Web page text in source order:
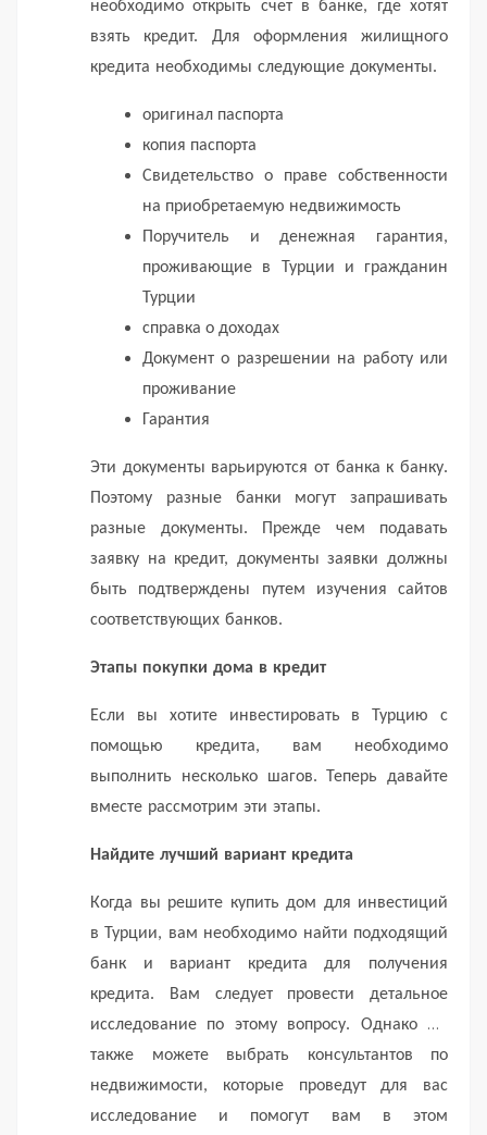
необходимо открыть счет в банке, где хотят
взять кредит.
Для оформления жилищного
кредита необходимы следующие документы.
оригинал паспорта
копия паспорта
Свидетельство о праве собственности
на приобретаемую недвижимость
Поручитель и денежная гарантия,
проживающие в Турции и гражданин
Турции
справка о доходах
Документ о разрешении на работу или
проживание
Гарантия
Эти документы варьируются от банка к банку.
Поэтому разные банки могут запрашивать
разные документы.
Прежде чем подавать
заявку на кредит, документы заявки должны
быть подтверждены путем изучения сайтов
соответствующих банков.
Этапы покупки дома в кредит
Если вы хотите инвестировать в Турцию с
помощью кредита, вам необходимо
выполнить несколько шагов.
Теперь давайте
вместе рассмотрим эти этапы.
Найдите лучший вариант кредита
Когда вы решите купить дом для инвестиций
в Турции, вам необходимо найти подходящий
банк и вариант кредита для получения
кредита.
Вам следует провести детальное
исследование по этому вопросу.
Однако вы
также можете выбрать консультантов по
недвижимости, которые проведут для вас
исследование и помогут вам в этом